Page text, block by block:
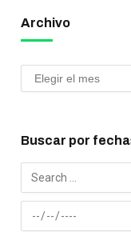
Archivo
Buscar por